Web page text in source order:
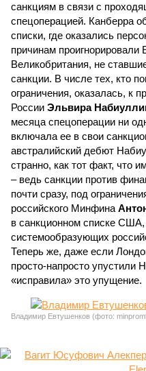
санкциям в связи с
спецоперацией. Канберра
списки, где оказались
причинам
Великобритания, не
санкции. В числе тех, кто
ограничения, оказалась, к
России Эльвира
месяца спецоперации ни
включала ее в свои
австралийский дебют
странно, как тот факт, что
– ведь санкции против
почти сразу, под
российского Минфина
в санкционном списке США,
системообразующих
Теперь же, даже если
просто-напросто упустили
«исправила» это упущение.
Владимир Евтушенков (фото: